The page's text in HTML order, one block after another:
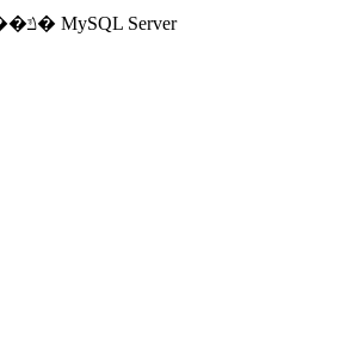
�޷����ӵ����ݿ� MySQL Server